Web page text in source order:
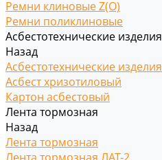
Ремни клиновые Z(O)
Ремни поликлиновые
Асбестотехнические изделия
Назад
Асбестотехнические изделия
Асбест хризотиловый
Картон асбестовый
Лента тормозная
Назад
Лента тормозная